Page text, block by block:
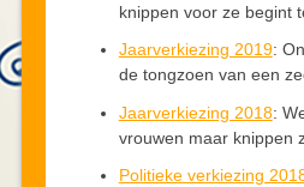
knippen voor ze begint
Jaarverkiezing 2019:
de tongzoen van een
Jaarverkiezing 2018:
vrouwen maar knippen
Politieke verkiezing